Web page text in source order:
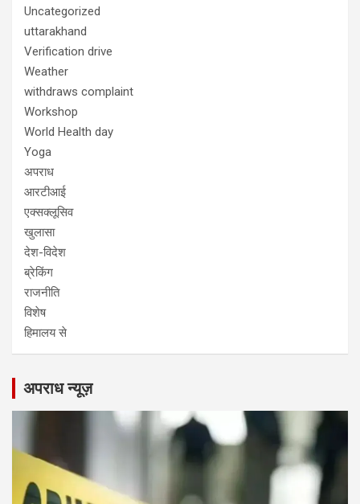
Uncategorized
uttarakhand
Verification drive
Weather
withdraws complaint
Workshop
World Health day
Yoga
अपराध
आरटीआई
एक्सक्लूसिव
खुलासा
देश-विदेश
ब्रेकिंग
राजनीति
विशेष
हिमालय से
अपराध न्यूज़